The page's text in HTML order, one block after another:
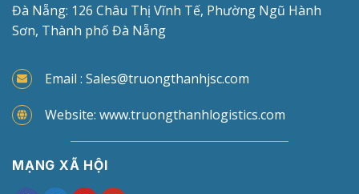
Đà Nẵng: 126 Châu Thị Vĩnh Tế, Phường Ngũ Hành
Sơn, Thành phố Đà Nẵng
Email : Sales@truongthanhjsc.com
Website: www.truongthanhlogistics.com
MẠNG XÃ HỘI